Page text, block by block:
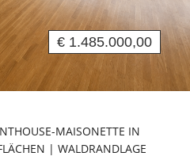
€ 1.485.000,00
MAISONETTE IN
| WALDRANDLAGE